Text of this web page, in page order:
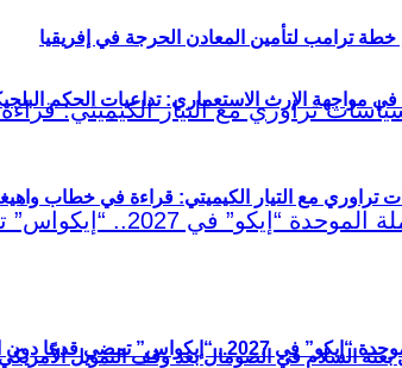
في مواجهة الإرث الاستعماري: تداعيات الحكم
“إيكواس” تمضي قدمًا دون انتظار
خطة ترامب لتأمين المعادن الحرجة في إفريقيا
تراوري مع التيار الكيميتي: قراءة في خطاب
السلام في الصومال بعد وقف التمويل